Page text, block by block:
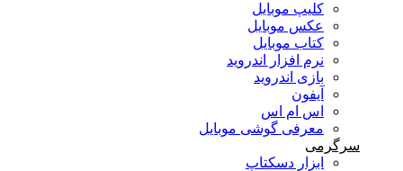
کلیپ موبایل
عکس موبایل
کتاب موبایل
نرم افزار اندروید
بازی اندروید
آیفون
اس ام اس
معرفی گوشی موبایل
سرگرمی
ابزار دسکتاپ